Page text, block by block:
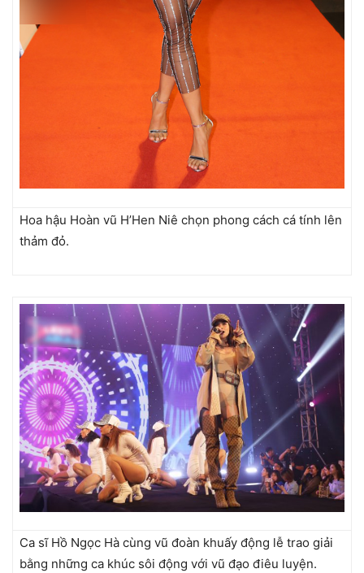
Hoa hậu Hoàn vũ H’Hen Niê chọn phong cách cá tính lên
thảm đỏ.
Ca sĩ Hồ Ngọc Hà cùng vũ đoàn khuấy động lễ trao giải
bằng những ca khúc sôi động với vũ đạo điêu luyện.